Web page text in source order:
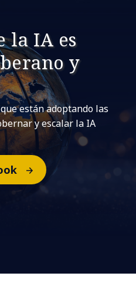
la IA es
y
están adoptando las
y escalar la IA